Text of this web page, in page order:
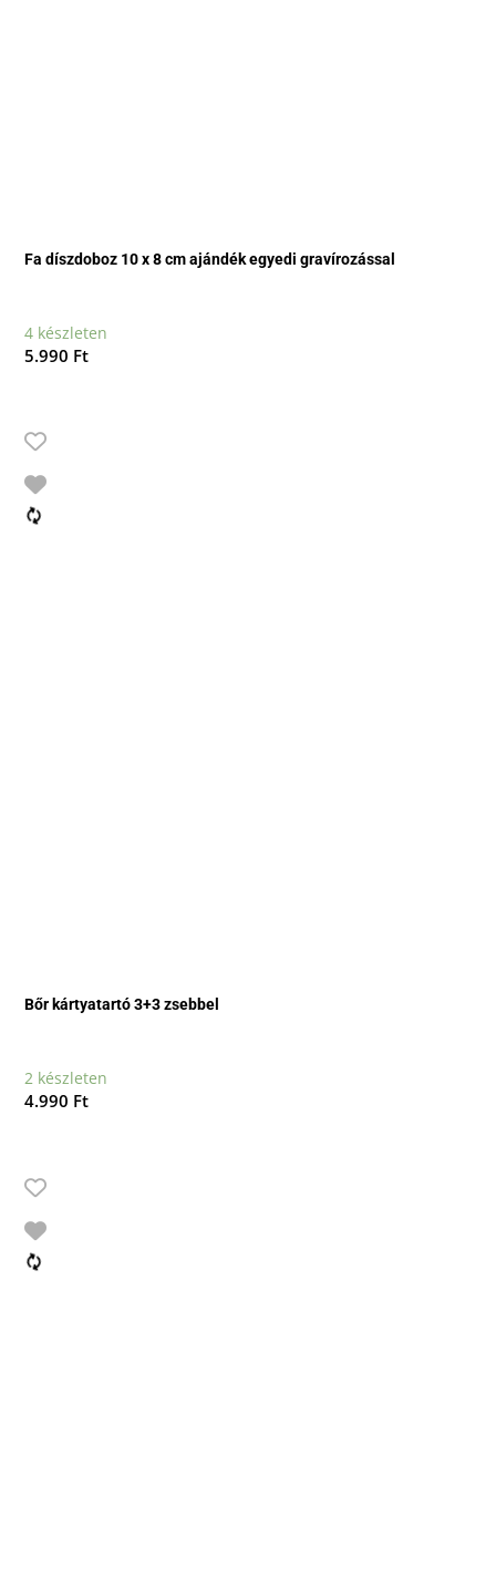
Fa díszdoboz 10 x 8 cm ajándék egyedi gravírozással
4 készleten
5.990 Ft
Bőr kártyatartó 3+3 zsebbel
2 készleten
4.990 Ft